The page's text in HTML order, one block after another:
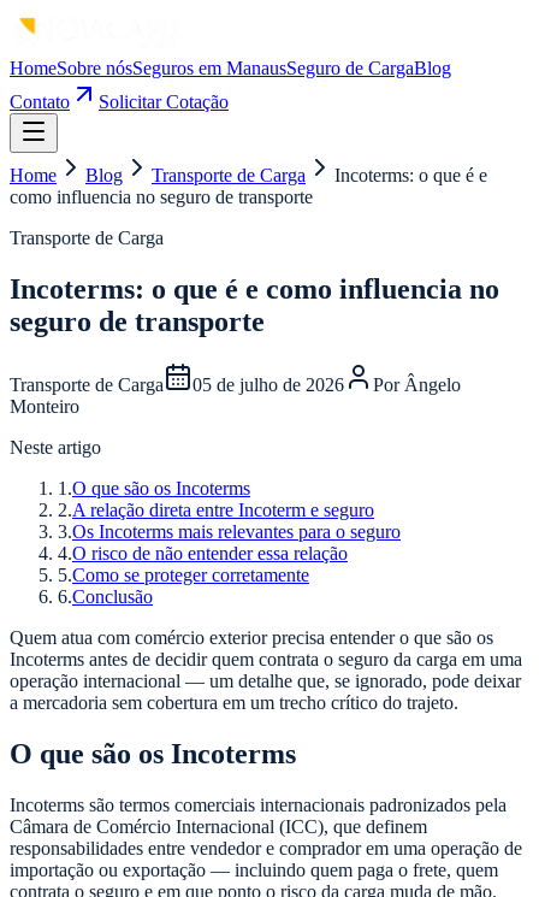
HomeSobre nósSeguros em ManausSeguro de CargaBlog
Contato
Solicitar Cotação
Home Blog Transporte de Carga
Incoterms: o que é e
como influencia no seguro de transporte
Transporte de Carga
Incoterms: o que é e como influencia no
seguro de transporte
Transporte de Carga 05 de julho de 2026 Por Ângelo
Monteiro
Neste artigo
1 .O que são os Incoterms
2.A relação direta entre Incoterm e seguro
3.Os Incoterms mais relevantes para o seguro
4.O risco de não entender essa relação
5.Como se proteger corretamente
6.Conclusão
Quem atua com comércio exterior precisa entender o que são os
Incoterms antes de decidir quem contrata o seguro da carga em uma
operação internacional — um detalhe que, se ignorado, pode deixar
a mercadoria sem cobertura em um trecho crítico do trajeto.
O que são os Incoterms
Incoterms são termos comerciais internacionais padronizados pela
Câmara de Comércio Internacional (ICC), que definem
responsabilidades entre vendedor e comprador em uma operação de
importação ou exportação — incluindo quem paga o frete, quem
contrata o seguro e em que ponto o risco da carga muda de mão.